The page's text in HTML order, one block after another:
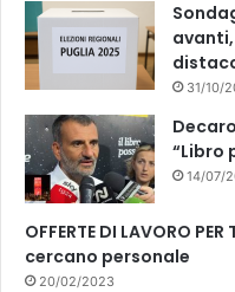
31/10/
“Libro
14/07/
OFFERTE DI LAVORO
cercano personale
20/02/2023